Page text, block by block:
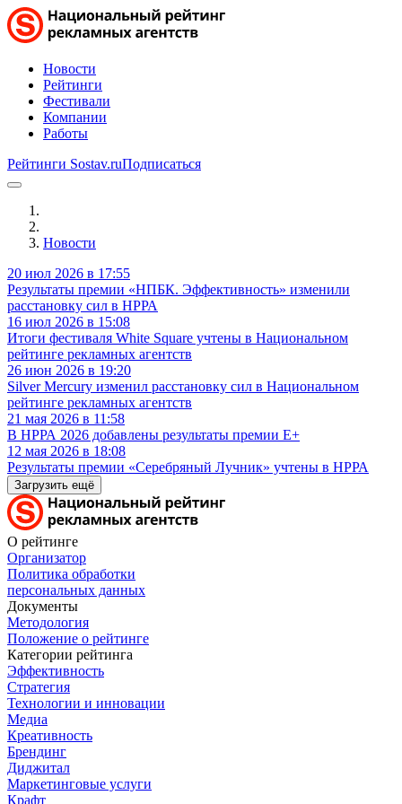
Новости
Рейтинги
Фестивали
Компании
Работы
Рейтинги Sostav.ruПодписаться
Новости
20 июл 2026 в 17:55
Результаты премии «НПБК. Эффективность» изменили
расстановку сил в НРРА
16 июл 2026 в 15:08
Итоги фестиваля White Square учтены в Национальном
рейтинге рекламных агентств
26 июн 2026 в 19:20
Silver Mercury изменил расстановку сил в Национальном
рейтинге рекламных агентств
21 мая 2026 в 11:58
В НРРА 2026 добавлены результаты премии E+
12 мая 2026 в 18:08
Результаты премии «Серебряный Лучник» учтены в НРРА
Загрузить ещё
О рейтинге
Организатор
Политика обработки
персональных данных
Документы
Методология
Положение о рейтинге
Категории рейтинга
Эффективность
Стратегия
Технологии и инновации
Медиа
Креативность
Брендинг
Диджитал
Маркетинговые услуги
Крафт